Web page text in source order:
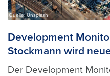
Quelle: Unsplash
Development
Stockmann wird
Der Development